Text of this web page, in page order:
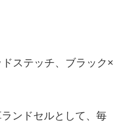
ステッチ、ブラック×
ンドセルとして、毎